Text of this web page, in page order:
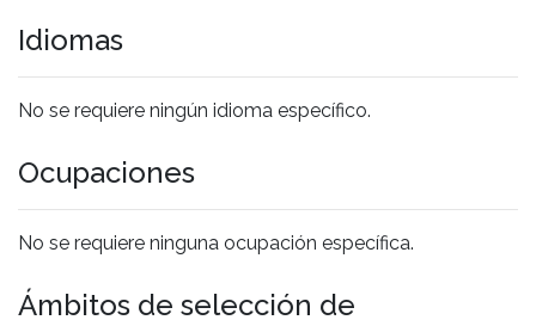
Idiomas
No se requiere ningún idioma específico.
Ocupaciones
No se requiere ninguna ocupación específica.
Ámbitos de selección de